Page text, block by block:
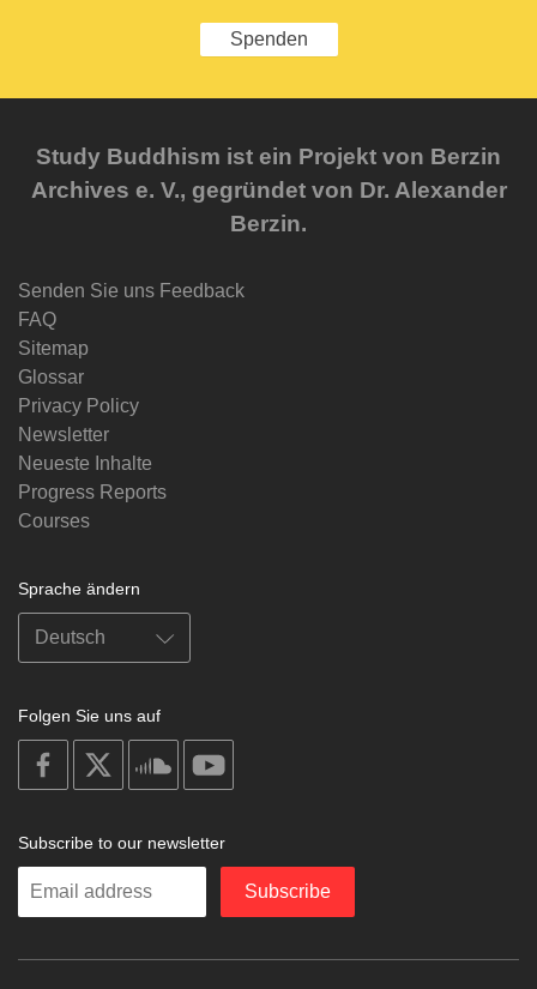
Spenden
Study Buddhism ist ein Projekt von Berzin
Archives e. V., gegründet von Dr. Alexander
Berzin.
Senden Sie uns Feedback
FAQ
Sitemap
Glossar
Privacy Policy
Newsletter
Neueste Inhalte
Progress Reports
Courses
Sprache ändern
Folgen Sie uns auf
on
facebook
soundcloud
Subscribe to our newsletter
Enter
Subscribe